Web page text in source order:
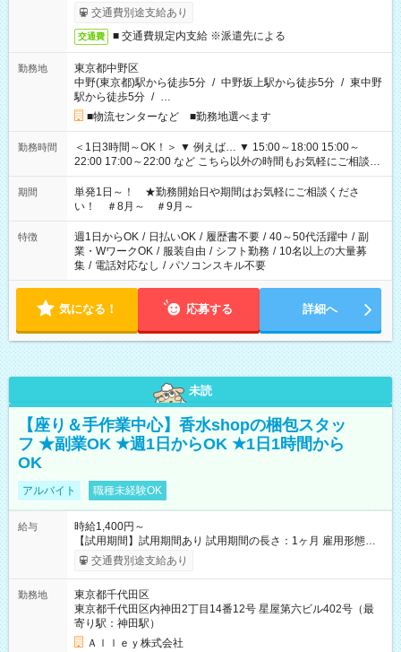
交通費別途支給あり
交通費 ■ 交通費規定内支給 ※派遣先による
勤務地
東京都中野区
中野(東京都)駅から徒歩5分 / 中野坂上駅から徒歩5分 / 東中野
駅から徒歩5分 / …
■物流センターなど ■勤務地選べます
勤務時間
＜1日3時間～OK！＞ ▼ 例えば… ▼ 15:00～18:00 15:00～
22:00 17:00～22:00 など こちら以外の時間もお気軽にご相談く
ださい！
期間
単発1日～！ ★勤務開始日や期間はお気軽にご相談くださ
い！ ＃8月～ ＃9月～
特徴 週1日からOK / 日払いOK / 履歴書不要 / 40～50代活躍中 / 副
業・WワークOK / 服装自由 / シフト勤務 / 10名以上の大量募
集 / 電話対応なし / パソコンスキル不要
気になる！ 応募する 詳細へ
未読
【座り＆手作業中心】香水shopの梱包スタッ
フ ★副業OK ★週1日からOK ★1日1時間から
OK
アルバイト 職種未経験OK
給与
時給1,400円～
【試用期間】試用期間あり 試用期間の長さ：1ヶ月 雇用形態、
給与は本採用時と同じです。
交通費別途支給あり
勤務地
東京都千代田区
東京都千代田区内神田2丁目14番12号 星屋第六ビル402号（最
寄り駅：神田駅）
Ａｌｌｅｙ株式会社